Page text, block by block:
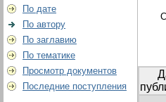
По дате
По автору
По заглавию
По тематике
Просмотр документов
Последние поступления